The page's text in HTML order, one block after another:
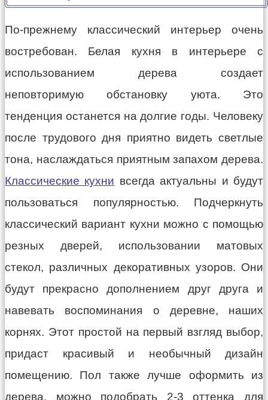
По-прежнему классический интерьер очень
востребован. Белая кухня в интерьере с
использованием дерева создает
неповторимую обстановку уюта. Это
тенденция останется на долгие годы. Человеку
после трудового дня приятно видеть светлые
тона, наслаждаться приятным запахом дерева.
Классические кухни всегда актуальны и будут
пользоваться популярностью. Подчеркнуть
классический вариант кухни можно с помощью
резных дверей, использовании матовых
стекол, различных декоративных узоров. Они
будут прекрасно дополнением друг друга и
навевать воспоминания о деревне, наших
корнях. Этот простой на первый взгляд выбор,
придаст красивый и необычный дизайн
помещению. Пол также лучше оформить из
дерева, можно подобрать 2-3 оттенка для